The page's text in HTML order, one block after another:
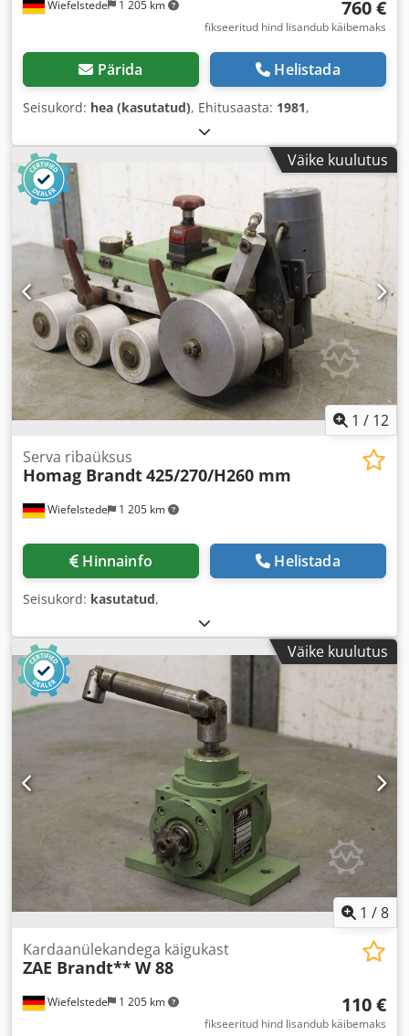
Wiefelstede 1 205 km 760 €
fikseeritud hind lisandub käibemaks
Pärida Helistada
Seisukord: hea (kasutatud), Ehitusaasta: 1981,
Väike kuulutus
1 / 12
Wiefelstede 1 205 km
Serva ribaüksus
Homag Brandt425/270/H260 mm
Hinnainfo Helistada
Seisukord: kasutatud,
Väike kuulutus
1 /8
Wiefelstede 1 205 km
Kardaanülekandega käigukast
ZAE Brandt**W 88
110 €
fikseeritud hind lisandub käibemaks